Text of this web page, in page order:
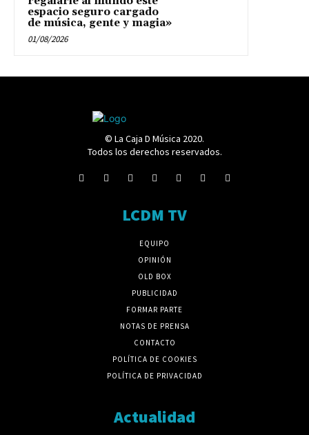
espacio seguro cargado
de música, gente y magia»
01/08/2026
© La Caja D Música 2020.
Todos los derechos reservados.
LCDM TV
EQUIPO
OPINIÓN
OLD BOX
PUBLICIDAD
FORMAR PARTE
NOTAS DE PRENSA
CONTACTO
POLÍTICA DE COOKIES
POLÍTICA DE PRIVACIDAD
Actualidad